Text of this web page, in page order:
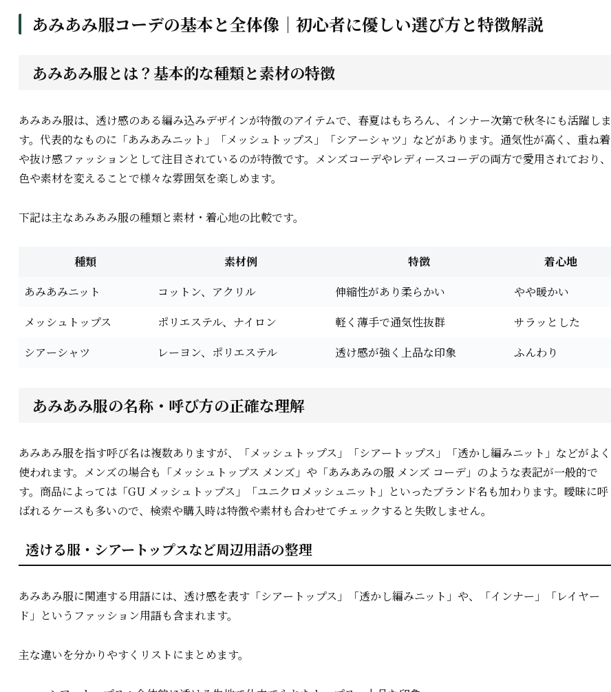
あみあみ服コーデの基本と全体像｜初心者に優しい選び方と特徴解説
あみあみ服とは？基本的な種類と素材の特徴
あみあみ服は、透け感のある編み込みデザインが特徴のアイテムで、春夏はもちろん、インナー次第で秋冬にも活躍しま
す。代表的なものに「あみあみニット」「メッシュトップス」「シアーシャツ」などがあります。通気性が高く、重ね着
や抜け感ファッションとして注目されているのが特徴です。メンズコーデやレディースコーデの両方で愛用されており、
色や素材を変えることで様々な雰囲気を楽しめます。
下記は主なあみあみ服の種類と素材・着心地の比較です。
種類 素材例 特徴
着心地
あみあみニット
コットン、アクリル 伸縮性があり柔らかい
やや暖かい
メッシュトップス
ポリエステル、ナイロン 軽く薄手で通気性抜群
サラッとした
シアーシャツ
レーヨン、ポリエステル 透け感が強く上品な印象 ふんわり
あみあみ服の名称・呼び方の正確な理解
あみあみ服を指す呼び名は複数ありますが、「メッシュトップス」「シアートップス」「透かし編みニット」などがよく
使われます。メンズの場合も「メッシュトップス メンズ」や「あみあみの服 メンズ コーデ」のような表記が一般的で
す。商品によっては「GU メッシュトップス」「ユニクロメッシュニット」といったブランド名も加わります。曖昧に呼
ばれるケースも多いので、検索や購入時は特徴や素材も合わせてチェックすると失敗しません。
透ける服・シアートップスなど周辺用語の整理
あみあみ服に関連する用語には、透け感を表す「シアートップス」「透かし編みニット」や、「インナー」「レイヤー
ド」というファッション用語も含まれます。
主な違いを分かりやすくリストにまとめます。